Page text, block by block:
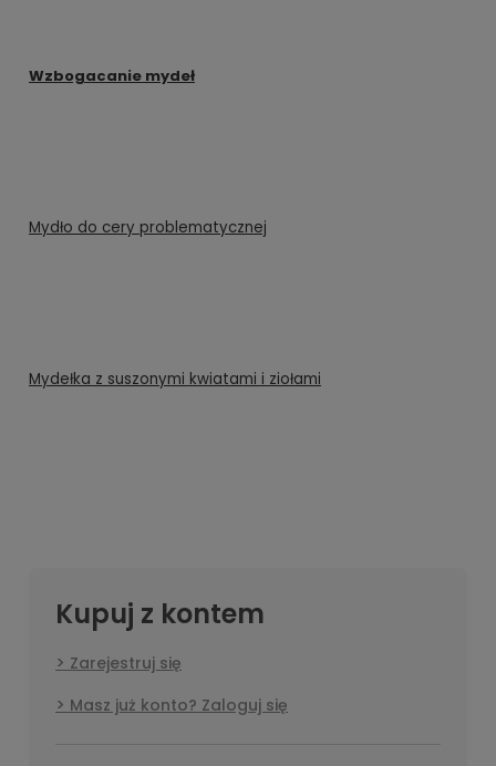
Wzbogacanie mydeł
Mydło do cery problematycznej
Mydełka z suszonymi kwiatami i ziołami
Kupuj z kontem
Zarejestruj się
Masz już konto? Zaloguj się